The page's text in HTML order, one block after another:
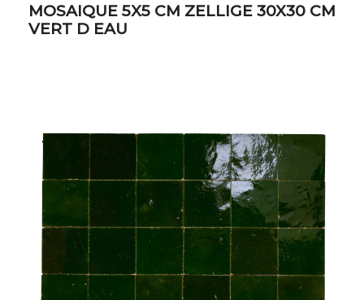
MOSAIQUE 5X5 CM ZELLIGE 30X30 CM
VERT D EAU